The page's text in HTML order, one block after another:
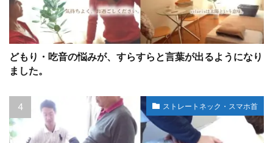
どもり・吃音の悩みが、すらすらと言葉が出るようになり
ました。
ストレートネック・スマホ首